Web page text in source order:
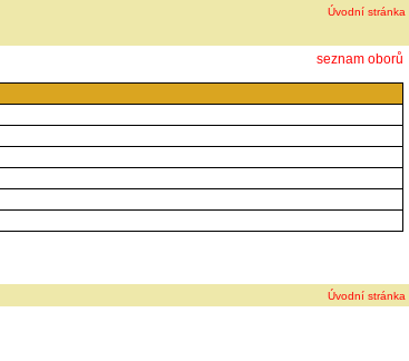
Úvodní stránka
seznam oborů
Úvodní stránka